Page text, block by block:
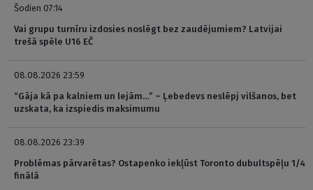
Šodien 07:14
Vai grupu turnīru izdosies noslēgt bez zaudējumiem? Latvijai
trešā spēle U16 EČ
08.08.2026 23:59
“Gāja kā pa kalniem un lejām…” – Ļebedevs neslēpj vilšanos, bet
uzskata, ka izspiedis maksimumu
08.08.2026 23:39
Problēmas pārvarētas? Ostapenko iekļūst Toronto dubultspēļu 1/4
finālā